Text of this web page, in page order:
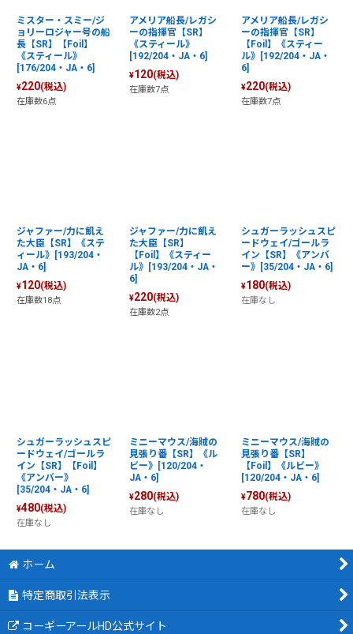
ミスター・スミー/ジ
ョリーロジャー号の船
長【SR】【Foil】
《スティール》
[176/204・JA・6]
¥220(税込)
在庫数6点
アメリア船長/レガシ
ーの指揮官【SR】
《スティール》
[192/204・JA・6]
¥120(税込)
在庫数7点
アメリア船長/レガシ
ーの指揮官【SR】
【Foil】《スティー
ル》[192/204・JA・
6]
¥220(税込)
在庫数7点
ジャファー/力に飢え
た大臣【SR】《ステ
ィール》[193/204・
JA・6]
¥120(税込)
在庫数18点
ジャファー/力に飢え
た大臣【SR】
【Foil】《スティー
ル》[193/204・JA・
6]
¥220(税込)
在庫数2点
シュガーラッシュスピ
ードウェイ/ゴールラ
イン【SR】《アンバ
ー》[35/204・JA・6]
¥180(税込)
在庫なし
シュガーラッシュスピ
ードウェイ/ゴールラ
イン【SR】【Foil】
《アンバー》
[35/204・JA・6]
¥480(税込)
在庫なし
ミニーマウス/海賊の
見張り番【SR】《ル
ビー》[120/204・
JA・6]
¥280(税込)
在庫なし
ミニーマウス/海賊の
見張り番【SR】
【Foil】《ルビー》
[120/204・JA・6]
¥780(税込)
在庫なし
ホーム
特定商取引法表示
コーギーアールHD公式サイト